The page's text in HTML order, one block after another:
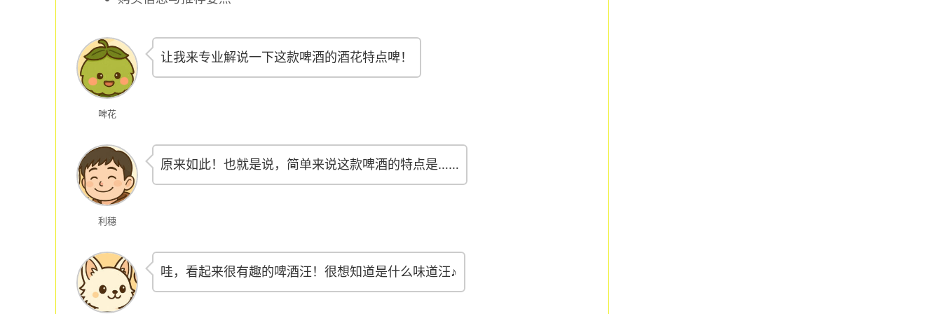
啤花
让我来专业解说一下这款啤酒的酒花特点啤！
利穗
原来如此！也就是说，简单来说这款啤酒的特点是……
哇，看起来很有趣的啤酒汪！很想知道是什么味道汪♪